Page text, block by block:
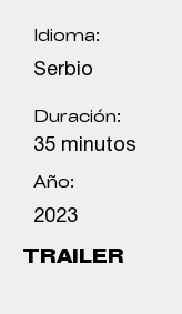
Idioma:
Serbio
Duración:
35 minutos
Año:
2023
TRAILER